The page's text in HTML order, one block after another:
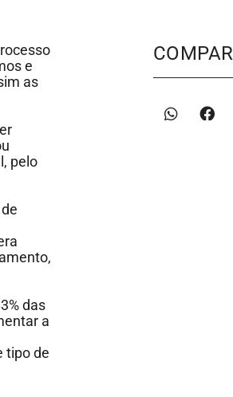
e
as
pelo
das
a
tipo de